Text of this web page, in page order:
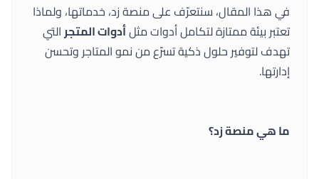
في هذا المقال، سنتعرّف على منصة زد، خدماتها، ولماذا
تعتبر بيئة ممتازة لتكامل أدوات مثلأدوات المتجرالتي
تهدف لتوفير حلول ذكية تسرّع من نمو المتاجر وتحسن
إدارتها.
ما هي منصة زد؟